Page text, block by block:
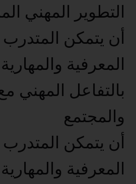
التطوير المهني
أن يتمكن
المعرفية
بالتفاعل المهني
والمجتمع
أن يتمكن
المعرفية